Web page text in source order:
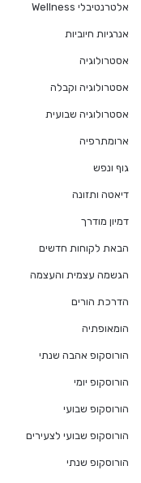
אלטרנטיבלי Wellness
אנרגיות חיוביות
אסטרולוגיה
אסטרולוגיה וקבלה
אסטרולוגיה שבועית
ארומתרפיה
גוף ונפש
דיאטה ותזונה
דמיון מודרך
הבאת לקוחות חדשים
הגשמה עצמית והעצמה
הדרכת הורים
הומאופתיה
הורוסקופ אהבה שנתי
הורוסקופ יומי
הורוסקופ שבועי
הורוסקופ שבועי לצעירים
הורוסקופ שנתי